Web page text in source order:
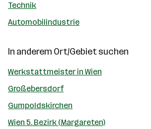
Technik
Automobilindustrie
In anderem Ort/Gebiet suchen
Werkstattmeister in Wien
Großebersdorf
Gumpoldskirchen
Wien 5. Bezirk (Margareten)